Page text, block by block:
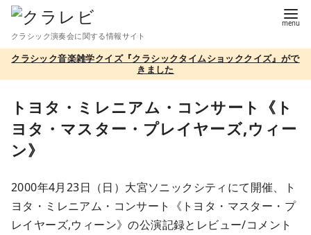
テ
ツ
クラシック演奏会に関する情報サイト
クラシック音楽雑学クイズ『クラシックタイムショッククイズ』がで
きました
トヨタ・ミレニアム・コンサート《ト
ヨタ・マスター・プレイヤーズ,ウィー
ン》
2000年4月23日（日）大宮ソニックシティにて開催、ト
ヨタ・ミレニアム・コンサート《トヨタ・マスター・プ
レイヤーズ,ウィーン》の公演記録とレビュー/コメント